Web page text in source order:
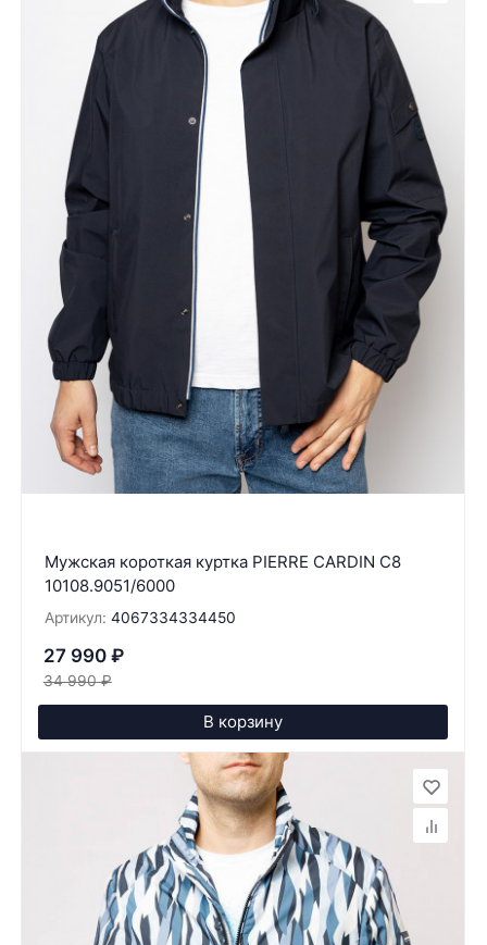
Мужская короткая куртка PIERRE CARDIN C8
10108.9051/6000
Артикул: 4067334334450
27 990 ₽
34 990 ₽
В корзину